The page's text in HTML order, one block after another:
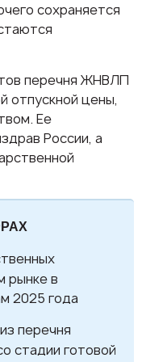
сохраняется
перечня ЖНВЛП
отпускной цены,
Ее
России, а
рынке в
2025 года
перечня
стадии готовой